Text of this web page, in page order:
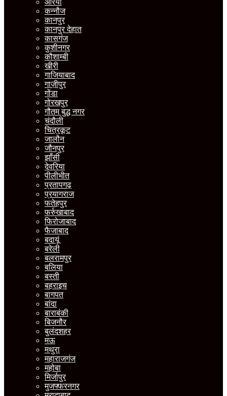
औरैया
कन्नौज
कानपुर
कानपुर देहात
कासगंज
कुशीनगर
कौशाम्बी
खीरी
गाजियाबाद
गाज़ीपुर
गोंडा
गोरखपुर
गौतम बुद्ध नगर
चंदौली
चित्रकूट
जालौन
जौनपुर
झाँसी
देवरिया
पीलीभीत
प्रतापगढ़
प्रयागराज
फतेहपुर
फर्रुखाबाद
फिरोजाबाद
फैजाबाद
बदायूं
बरेली
बलरामपुर
बलिया
बस्ती
बहराइच
बागपत
बांदा
बाराबंकी
बिजनौर
बुलंदशहर
मऊ
मथुरा
महाराजगंज
महोबा
मिर्जापुर
मुजफ्फरनगर